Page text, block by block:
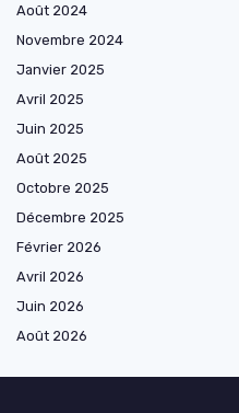
Août 2024
Novembre 2024
Janvier 2025
Avril 2025
Juin 2025
Août 2025
Octobre 2025
Décembre 2025
Février 2026
Avril 2026
Juin 2026
Août 2026